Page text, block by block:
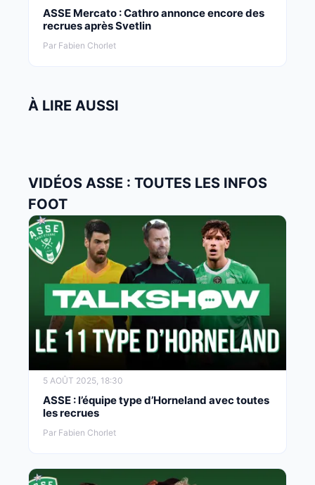
ASSE Mercato : Cathro annonce encore des
recrues après Svetlin
Par Fabien Chorlet
À LIRE AUSSI
VIDÉOS ASSE : TOUTES LES INFOS
FOOT
5 AOÛT 2025, 18:30
ASSE : l’équipe type d’Horneland avec toutes
les recrues
Par Fabien Chorlet